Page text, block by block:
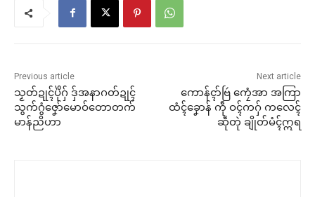
Previous article
သၟတ်ဍုၚ်ပိုဲဂှ် ဒှ်အနာဂတ်ဍုၚ်
သွက်ဂွံဇၞော်မောဝ်တောတက်
မာန်ညိဟာ
Next article
ကောန်ၚာ်ဗြဴ ကၠေံအာ အကြာ
ထံၚ်ခၞောန် ကဵု ဝၚ်ကဂှ် ကလေၚ်
ဆဵုတုဲ ချိုတ်မံၚ်ဣရ